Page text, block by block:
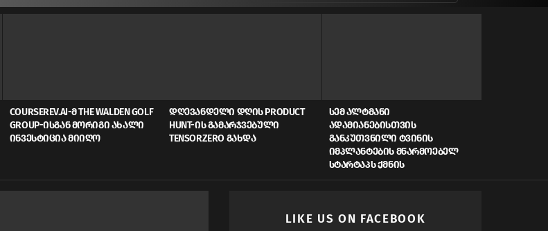
COURSEREV.AI-Მ THE WALDEN GOLF
GROUP-ᲘᲡᲒᲐᲜ ᲛᲝᲠᲘᲒᲘ ᲐᲮᲐᲚᲘ
ᲘᲜᲕᲔᲡᲢᲘᲪᲘᲐ ᲛᲘᲘᲦᲝ
ᲓᲦᲔᲕᲐᲜᲓᲔᲚᲘ ᲓᲦᲘᲡ PRODUCT
HUNT-ᲘᲡ ᲒᲐᲛᲐᲠᲯᲕᲔᲑᲣᲚᲘ
TENSORZERO ᲒᲐᲮᲓᲐ
ᲡᲔᲛ ᲐᲚᲢᲛᲐᲜᲘ
ᲐᲓᲐᲛᲘᲐᲜᲔᲑᲘᲡᲗᲕᲘᲡ
ᲒᲐᲜᲙᲣᲗᲕᲜᲘᲚᲘ ᲢᲕᲘᲜᲘᲡ
ᲘᲛᲞᲚᲐᲜᲢᲔᲑᲘᲡ ᲛᲬᲐᲠᲛᲝᲔᲑᲔᲚ
ᲡᲢᲐᲠᲢᲐᲞᲡ ᲥᲛᲜᲘᲡ
LIKE US ON FACEBOOK